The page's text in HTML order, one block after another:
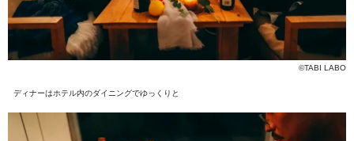
©TABI LABO
ディナーはホテル内のダイニングでゆっくりと